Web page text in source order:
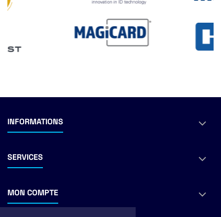
INFORMATIONS
SERVICES
MON COMPTE